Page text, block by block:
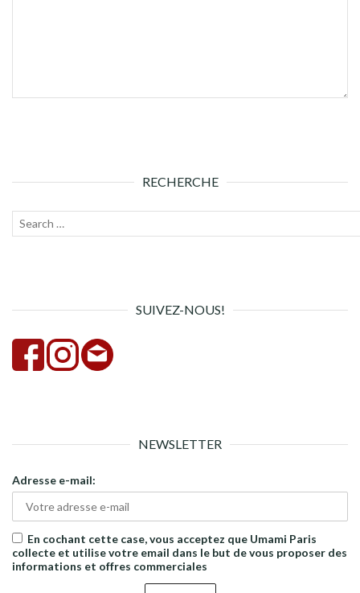
RECHERCHE
Recherche
SUIVEZ-NOUS!
NEWSLETTER
Adresse e-mail:
En cochant cette case, vous acceptez que Umami Paris
collecte et utilise votre email dans le but de vous proposer des
informations et offres commerciales